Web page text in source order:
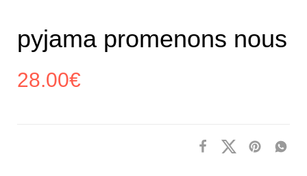
pyjama promenons nous
28.00€